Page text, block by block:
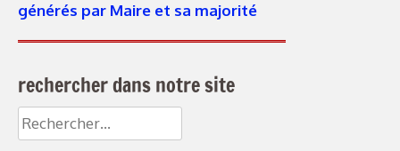
générés par Maire et sa majorité
rechercher dans notre site
Rechercher :